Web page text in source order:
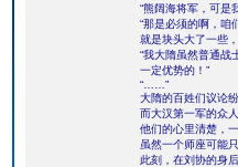
“熊阔海将军，可是
“那是必须的啊，咱
就是块头大了一些
“我大隋虽然普通战
一定优势的！”
“……”
大隋的百姓们议论
而大汉第一军的众
他们的心里清楚，
虽然一个师座可能
此刻，在刘协的身